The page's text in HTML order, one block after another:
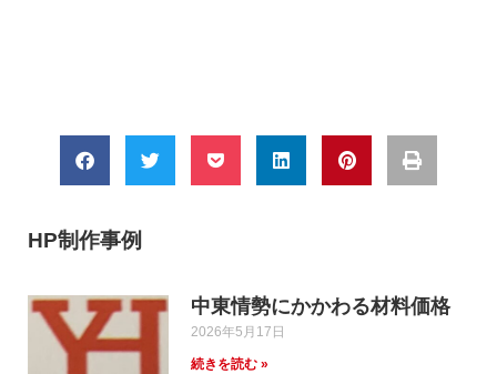
HP制作事例
中東情勢にかかわる材料価格
2026年5月17日
続きを読む »